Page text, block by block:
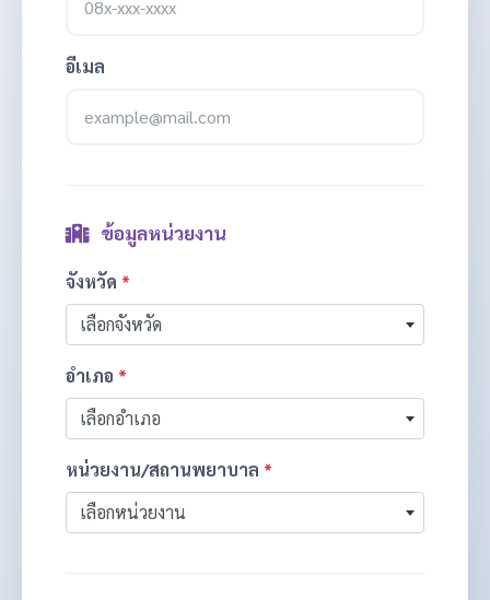
อีเมล
ข้อมูลหน่วยงาน
จังหวัด *
เลือกจังหวัด
อำเภอ *
เลือกอำเภอ
หน่วยงาน/สถานพยาบาล *
เลือกหน่วยงาน